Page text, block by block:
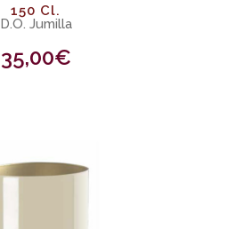
150 Cl.
D.O. Jumilla
35,00€